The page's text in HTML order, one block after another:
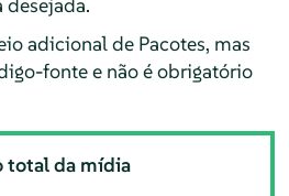
adicional de Pacotes, mas
fonte e não é obrigatório
total da mídia